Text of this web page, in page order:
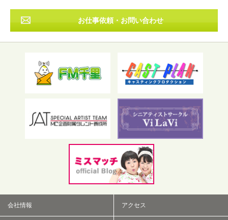
フリーワード検索
お仕事依頼・お問い合わせ
会社情報 アクセス